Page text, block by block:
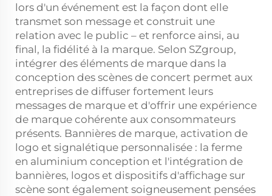
lors d'un événement est la façon dont elle
transmet son message et construit une
relation avec le public – et renforce ainsi, au
final, la fidélité à la marque. Selon SZgroup,
intégrer des éléments de marque dans la
conception des scènes de concert permet aux
entreprises de diffuser fortement leurs
messages de marque et d'offrir une expérience
de marque cohérente aux consommateurs
présents. Bannières de marque, activation de
logo et signalétique personnalisée : la ferme
en aluminium conception et l'intégration de
bannières, logos et dispositifs d'affichage sur
scène sont également soigneusement pensées